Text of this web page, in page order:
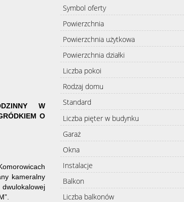
W
O
kameralny
Symbol oferty
Powierzchnia
Powierzchnia użytkowa
Powierzchnia działki
Liczba pokoi
Rodzaj domu
Standard
Liczba pięter w budynku
Garaż
Okna
Instalacje
Balkon
Liczba balkonów